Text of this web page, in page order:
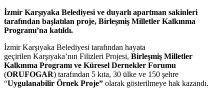
İzmir Karşıyaka Belediyesi ve duyarlı apartman sakinleri
tarafından başlatılan proje, Birleşmiş Milletler Kalkınma
Programı’na katıldı.
İzmir Karşıyaka Belediyesi tarafından hayata
geçirilen Karşıyaka’nın Filizleri Projesi, Birleşmiş Milletler
Kalkınma Programı ve Küresel Dernekler Forumu
(ORUFOGAR) tarafından 5 kıta, 30 ülke ve 150 şehre
“Uygulanabilir Örnek Proje” olarak gösterilmeye hak kazandı.